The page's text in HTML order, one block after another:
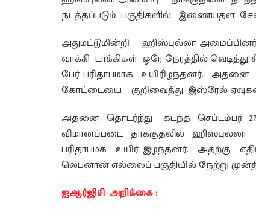
நடத்தப்படும் பகுதிகளில் இணையதள
அதுமட்டுமின்றி ஹிஸ்புல்லா
வாக்கி டாக்கிகள் ஒரே நேரத்தில்
பேர் பரிதாபமாக உயிரிழந்தனர்.
கோட்டையை குறிவைத்து இஸ்ரேல்
அதனை தொடர்ந்து கடந்த செப்டம்பர்
விமானப்படை தாக்குதலில்
பரிதாபமக உயிர் இழந்தனர். அதற்கு
லெபனான் எல்லைப் பகுதியில் நேற்று
ஐஆர்ஜிசி அறிக்கை :